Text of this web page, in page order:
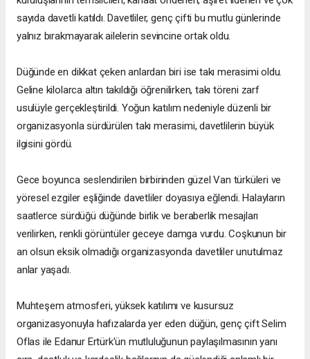
sayıda davetli katıldı. Davetliler, genç çifti bu mutlu günlerinde
yalnız bırakmayarak ailelerin sevincine ortak oldu.
Düğünde en dikkat çeken anlardan biri ise takı merasimi oldu.
Geline kilolarca altın takıldığı öğrenilirken, takı töreni zarf
usulüyle gerçekleştirildi. Yoğun katılım nedeniyle düzenli bir
organizasyonla sürdürülen takı merasimi, davetlilerin büyük
ilgisini gördü.
Gece boyunca seslendirilen birbirinden güzel Van türküleri ve
yöresel ezgiler eşliğinde davetliler doyasıya eğlendi. Halayların
saatlerce sürdüğü düğünde birlik ve beraberlik mesajları
verilirken, renkli görüntüler geceye damga vurdu. Coşkunun bir
an olsun eksik olmadığı organizasyonda davetliler unutulmaz
anlar yaşadı.
Muhteşem atmosferi, yüksek katılımı ve kusursuz
organizasyonuyla hafızalarda yer eden düğün, genç çift Selim
Oflas ile Edanur Ertürk'ün mutluluğunun paylaşılmasının yanı